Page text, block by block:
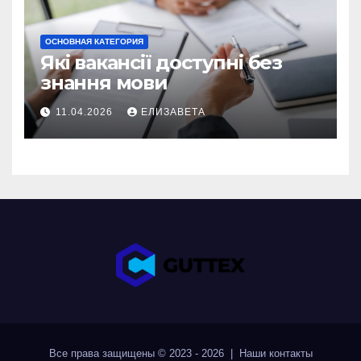
ОСНОВНАЯ КАТЕГОРИЯ
Які вакансії доступні без
знання мови
11.04.2026 ЕЛИЗАВЕТА
Все права защищены © 2023 - 2026 | Наши контакты